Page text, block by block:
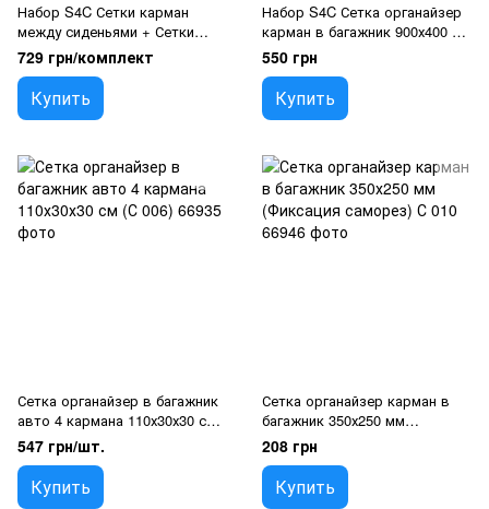
Набор S4C Сетки карман
между сиденьями + Сетки
органайзер карман липучка в
багажник
729 грн/комплект
Купить
Набор S4C Сетка органайзер
карман в багажник 900х400 +
Сетки органайзер карман
липучка в багажник 400x250
550 грн
Купить
Сетка органайзер в багажник
авто 4 кармана 110х30х30 см
(С 006)
547 грн/шт.
Купить
Сетка органайзер карман в
багажник 350х250 мм
(Фиксация саморез) С 010
208 грн
Купить